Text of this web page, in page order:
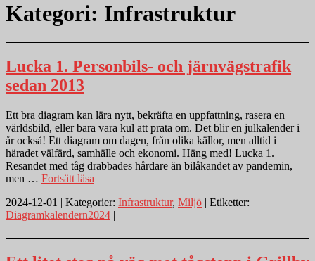
Kategori: Infrastruktur
Lucka 1. Personbils- och järnvägstrafik
sedan 2013
Ett bra diagram kan lära nytt, bekräfta en uppfattning, rasera en
världsbild, eller bara vara kul att prata om. Det blir en julkalender i
år också! Ett diagram om dagen, från olika källor, men alltid i
häradet välfärd, samhälle och ekonomi. Häng med! Lucka 1.
Resandet med tåg drabbades hårdare än bilåkandet av pandemin,
men … Fortsätt läsa
Personbils-
och
sedan
2013”
2024-12-01 | Kategorier: Infrastruktur, Miljö | Etiketter:
Diagramkalendern2024 |